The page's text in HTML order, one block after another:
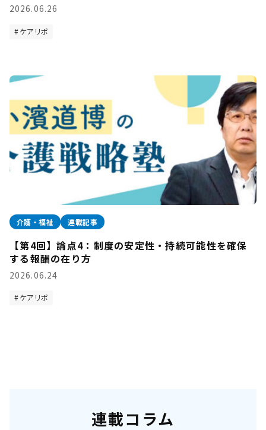
2026.06.26
ケアリポ
介護・福祉 連載記事
【第4回】論点4：制度の安定性・持続可能性を確保
する報酬の在り方
2026.06.24
ケアリポ
連載コラム